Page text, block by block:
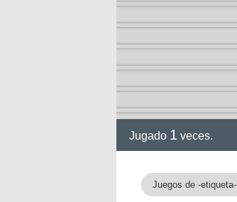
Jugado 1 veces.
Juegos de -etiqueta-